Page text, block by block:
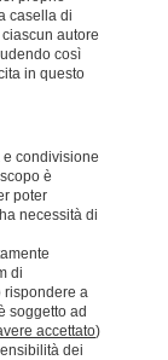
casella di
autore
così
in questo
condivisione
è
poter
necessità di
di
rispondere a
soggetto ad
accettato)
dei